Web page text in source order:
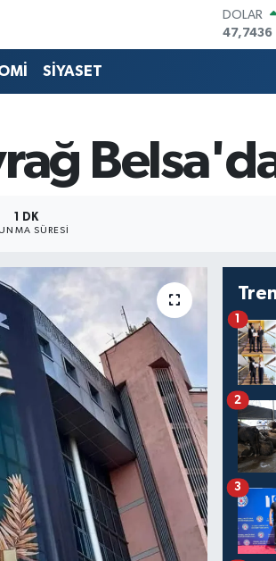
DOLAR
47,7436
EURO
6660.55
BİST100
13.779
SİYASET
1 DK
SÜRESI
1
2
3